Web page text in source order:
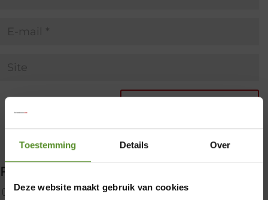
Toestemming Details Over
Deze website maakt gebruik van cookies
Filter producten
Uncategorized